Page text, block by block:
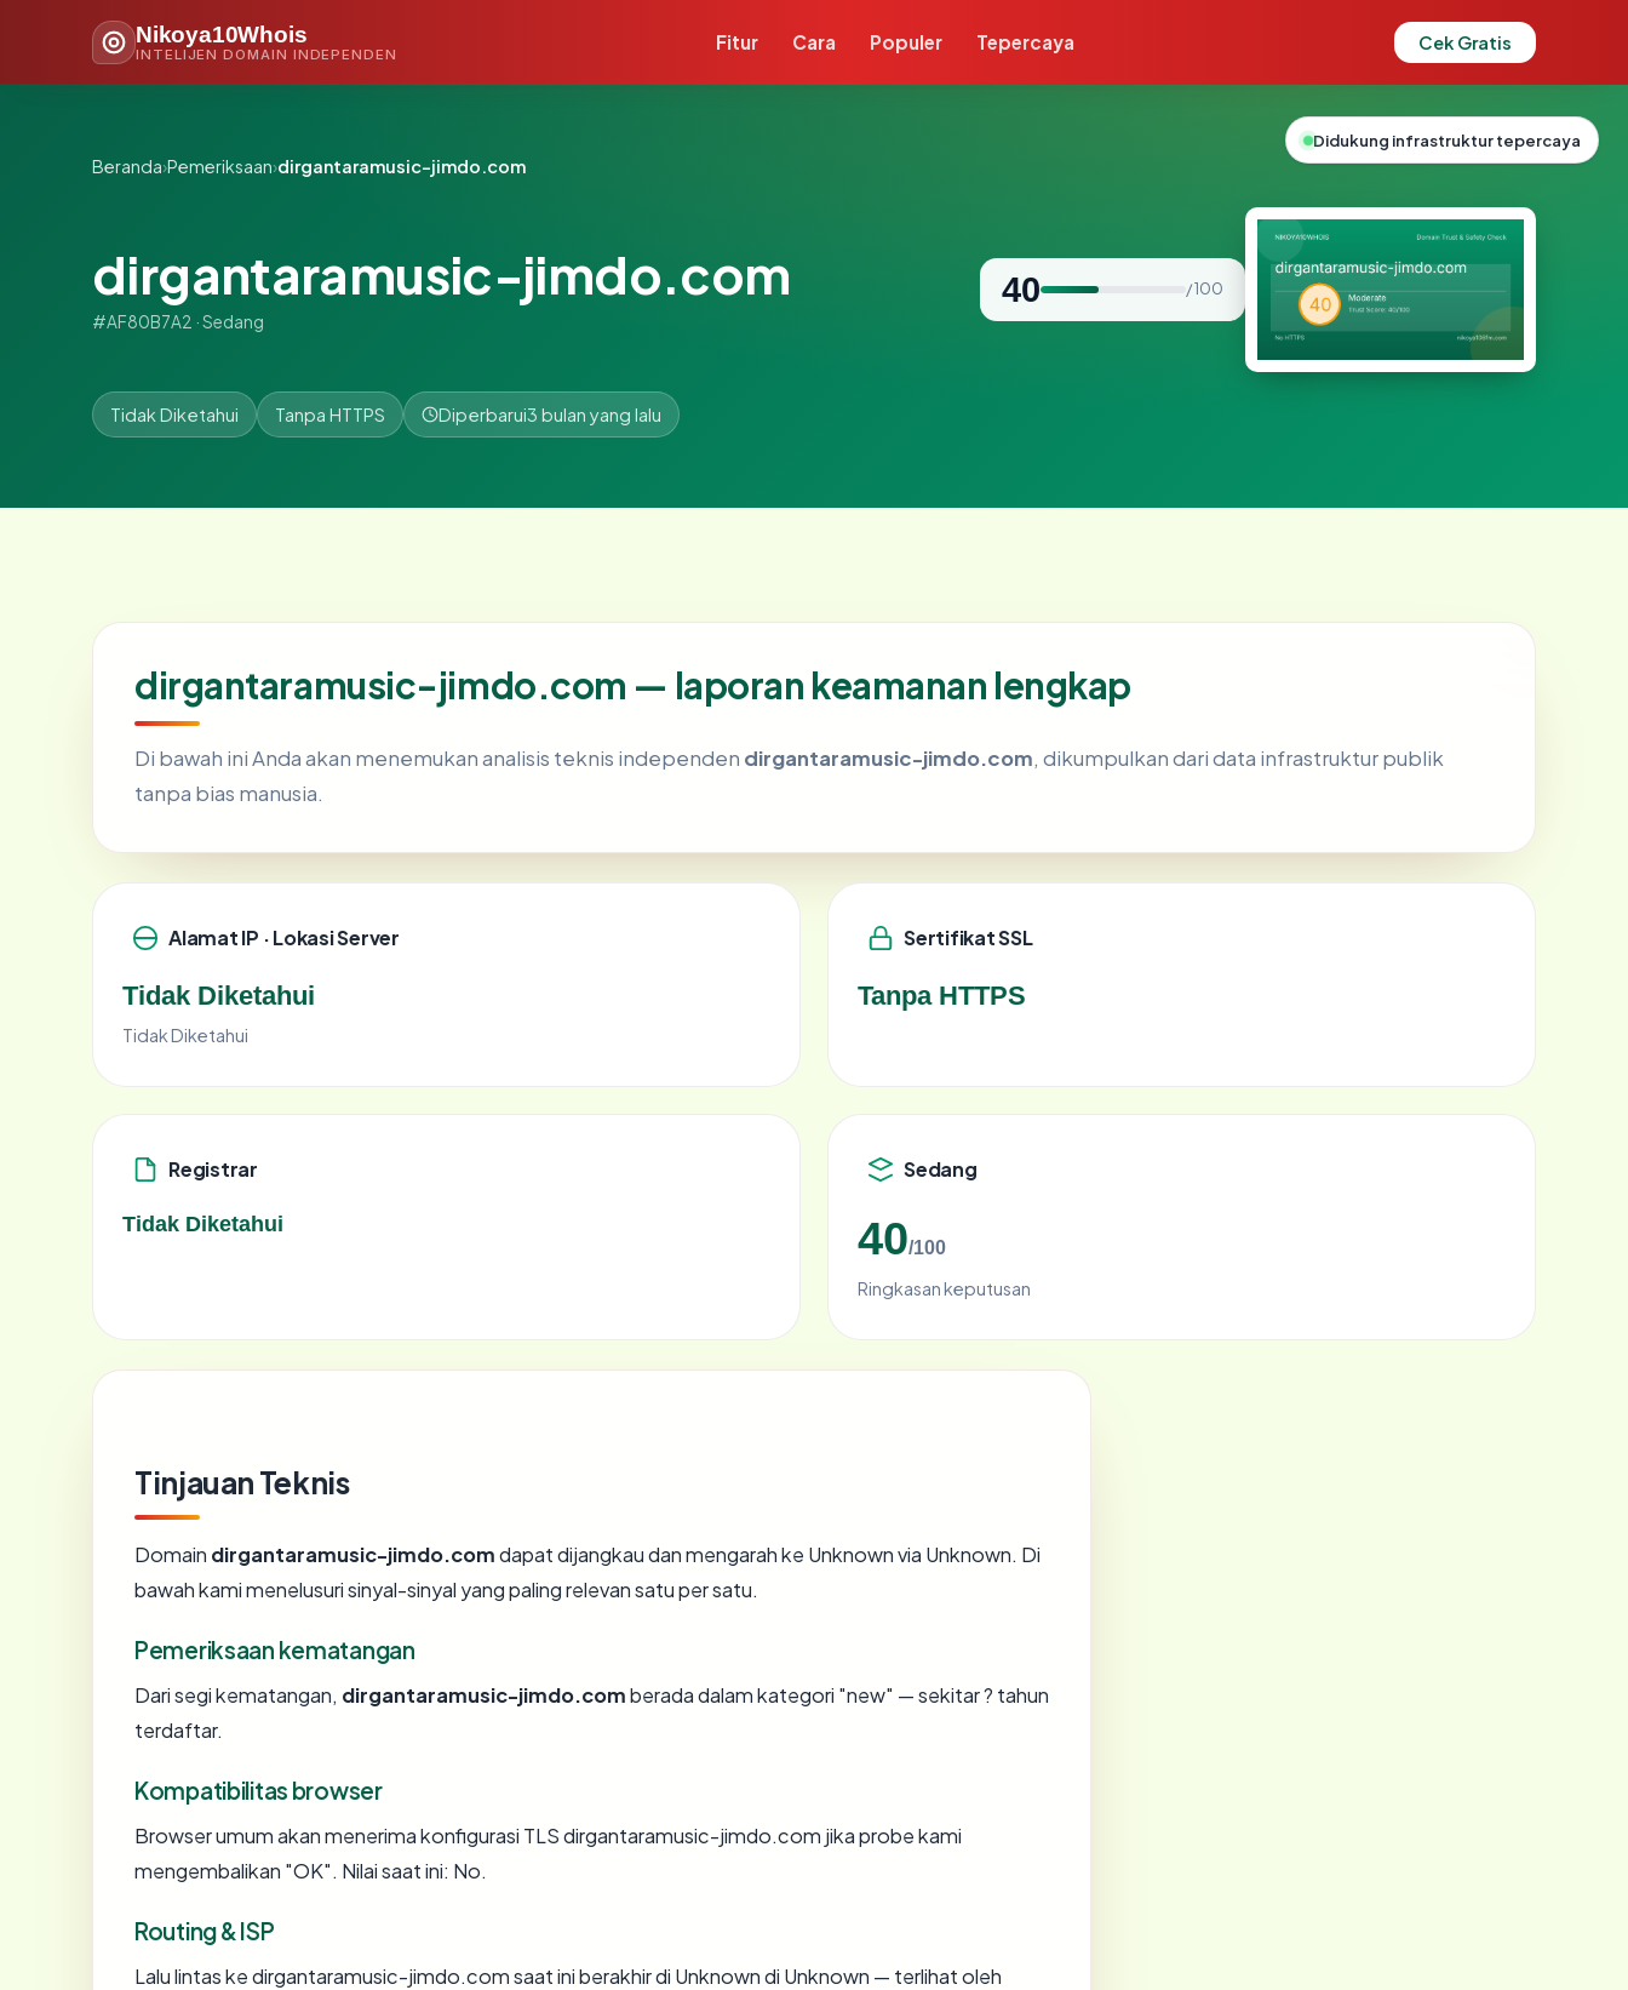
Nikoya10Whois
INTELIJEN DOMAIN INDEPENDEN
Fitur Cara Populer Tepercaya Cek Gratis
Beranda›Pemeriksaan›dirgantaramusic-jimdo.com
dirgantaramusic-jimdo.com
#AF80B7A2 · Sedang
40 / 100
Tidak Diketahui Tanpa HTTPS Diperbarui3 bulan yang lalu
dirgantaramusic-jimdo.com — laporan keamanan lengkap
Di bawah ini Anda akan menemukan analisis teknis independen dirgantaramusic-jimdo.com, dikumpulkan dari data infrastruktur publik
tanpa bias manusia.
Alamat IP · Lokasi Server
Tidak Diketahui
Tidak Diketahui
Sertifikat SSL
Tanpa HTTPS
Registrar
Tidak Diketahui
Sedang
40/100
Ringkasan keputusan
Tinjauan Teknis
Domain dirgantaramusic-jimdo.comdapat dijangkau dan mengarah ke Unknown via Unknown. Di
bawah kami menelusuri sinyal-sinyal yang paling relevan satu per satu.
Pemeriksaan kematangan
Dari segi kematangan, dirgantaramusic-jimdo.comberada dalam kategori "new" — sekitar ? tahun
terdaftar.
Kompatibilitas browser
Browser umum akan menerima konfigurasi TLS dirgantaramusic-jimdo.com jika probe kami
mengembalikan "OK". Nilai saat ini: No.
Routing & ISP
Lalu lintas ke dirgantaramusic-jimdo.com saat ini berakhir di Unknown di Unknown — terlihat oleh
Didukung infrastruktur tepercaya